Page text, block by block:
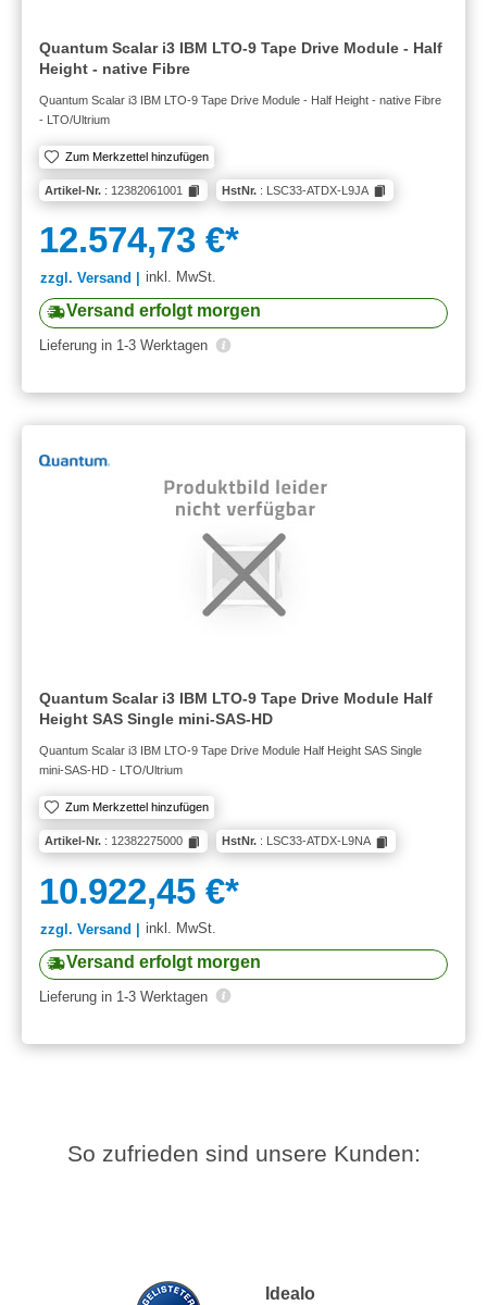
Quantum Scalar i3 IBM LTO-9 Tape Drive Module - Half
Height - native Fibre
Quantum Scalar i3 IBM LTO-9 Tape Drive Module - Half Height - native Fibre
- LTO/Ultrium
Zum Merkzettel hinzufügen
Artikel-Nr. : 12382061001 HstNr. : LSC33-ATDX-L9JA
12.574,73 €*
zzgl. Versand | inkl. MwSt.
Versand erfolgt morgen
Lieferung in 1-3 Werktagen
Quantum Scalar i3 IBM LTO-9 Tape Drive Module Half
Height SAS Single mini-SAS-HD
Quantum Scalar i3 IBM LTO-9 Tape Drive Module Half Height SAS Single
mini-SAS-HD - LTO/Ultrium
Zum Merkzettel hinzufügen
Artikel-Nr. : 12382275000 HstNr. : LSC33-ATDX-L9NA
10.922,45 €*
zzgl. Versand | inkl. MwSt.
Versand erfolgt morgen
Lieferung in 1-3 Werktagen
So zufrieden sind unsere Kunden:
Idealo